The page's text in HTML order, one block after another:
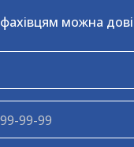
можна
99-99